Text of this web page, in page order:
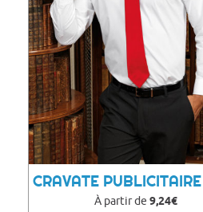
À partir de 9,24€